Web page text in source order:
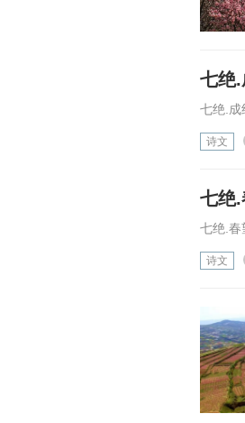
七绝
七绝.成
诗文
七绝.
七绝.春
诗文